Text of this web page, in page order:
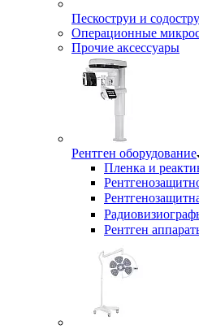
Пескоструи и
Операционные
Прочие аксессуары
Рентген оборудование
Пленка и
Рентген